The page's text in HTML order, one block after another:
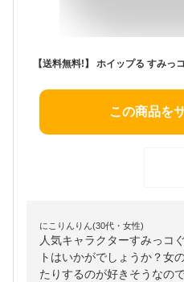
【送料無料!】 ホイップる すみっ
この商品を
にこりんりん(30代・女性)
人気キャラクターすみっコ
トはいかがでしょうか？女
たりするのが好きそうなの